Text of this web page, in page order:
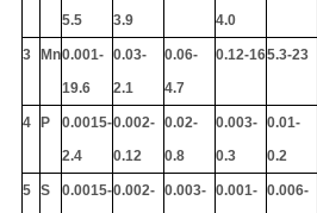
5.5
3.9
4.0
3 Mn0.001-
19.6
0.03-
2.1
0.06-
4.7
0.12-165.3-23
4 P
0.0015-
2.4
0.002-
0.12
0.02-
0.8
0.003-
0.3
0.01-
0.2
5 S
0.0015-0.002- 0.003- 0.001- 0.006-